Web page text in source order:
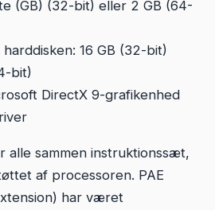
(GB) (32-bit) eller 2 GB (64-
16 GB (32-bit)
bit)
DirectX 9-grafikenhed
alle sammen instruktionssæt,
af processoren. PAE
har været